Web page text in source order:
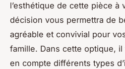
l’esthétique de cette pièce à
décision vous permettra de
agréable et convivial pour
famille. Dans cette optique,
en compte différents types